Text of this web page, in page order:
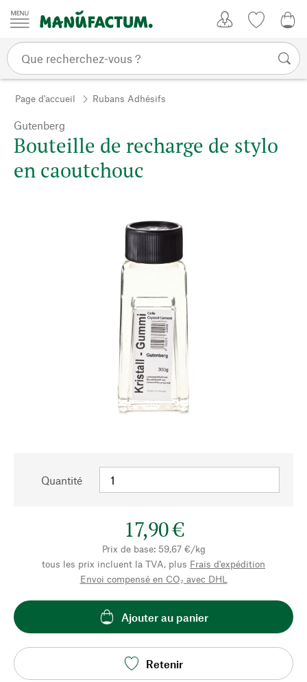
Passer au contenu
Page d'accueil Rubans Adhésifs
Gutenberg
Bouteille de recharge de stylo
en caoutchouc
Quantité
17,90 €
Prix de base: 59,67 €/kg
tous les prix incluent la TVA, plus Frais d'expédition
Envoi compensé en CO₂ avec DHL
Ajouter au panier
Retenir